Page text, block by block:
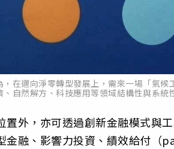
在邁向淨零轉型發展上，需來一場「氣
、自然解方、科技應用等領域結構性與系統
置外，亦可透過創新金融模式與
金融、影響力投資、績效給付（